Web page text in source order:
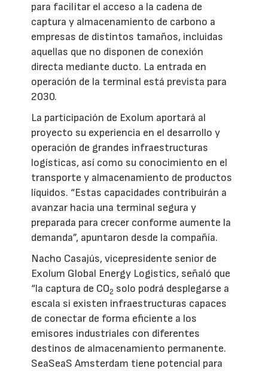
para facilitar el acceso a la cadena de
captura y almacenamiento de carbono a
empresas de distintos tamaños, incluidas
aquellas que no disponen de conexión
directa mediante ducto. La entrada en
operación de la terminal está prevista para
2030.
La participación de Exolum aportará al
proyecto su experiencia en el desarrollo y
operación de grandes infraestructuras
logísticas, así como su conocimiento en el
transporte y almacenamiento de productos
líquidos. “Estas capacidades contribuirán a
avanzar hacia una terminal segura y
preparada para crecer conforme aumente la
demanda”, apuntaron desde la compañía.
Nacho Casajús, vicepresidente senior de
Exolum Global Energy Logistics, señaló que
“la captura de CO2 solo podrá desplegarse a
escala si existen infraestructuras capaces
de conectar de forma eficiente a los
emisores industriales con diferentes
destinos de almacenamiento permanente.
SeaSeaS Amsterdam tiene potencial para